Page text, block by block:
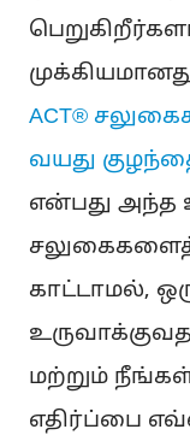
ACT®
வயது
என்பது அந்த
காட்டாமல்,
மற்றும்
எதிர்ப்பை